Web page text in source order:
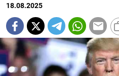
18.08.2025